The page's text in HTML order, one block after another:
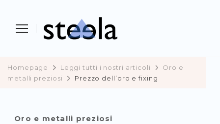
Homepage Leggi tutti i nostri articoli
Oro e
metalli preziosi
Prezzo dell’oro e fixing
Oro e metalli preziosi